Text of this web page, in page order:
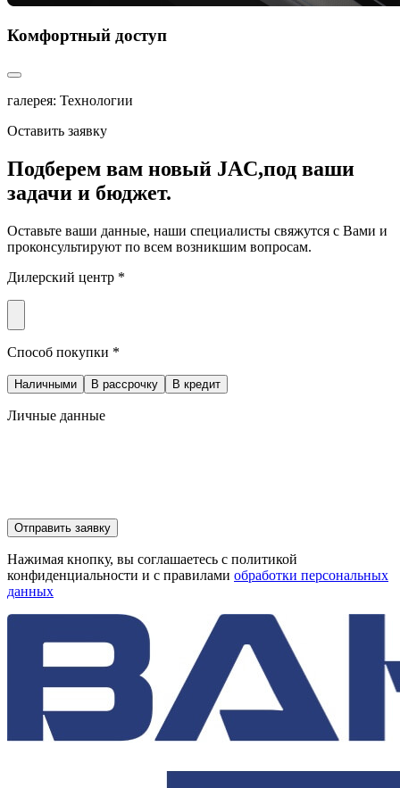
Комфортный доступ
галерея: Технологии
Оставить заявку
Подберем вам новый JAC,под ваши
задачи и бюджет.
Оставьте ваши данные, наши специалисты свяжутся с Вами и
проконсультируют по всем возникшим вопросам.
Дилерский центр *
Способ покупки *
Наличными В рассрочку В кредит
Личные данные
Отправить заявку
Нажимая кнопку, вы соглашаетесь с политикой
конфиденциальности и с правилами обработки персональных
данных